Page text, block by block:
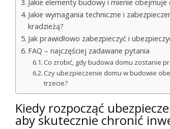
Jakie elementy budowy i mienie
Jakie wymagania techniczne i
kradzieżą?
Jak prawidłowo zabezpieczyć i
FAQ – najczęściej zadawane pytania
Co zrobić, gdy budowa domu zostanie
Czy ubezpieczenie domu w budowie
trzecie?
Kiedy rozpocząć
aby skutecznie chronić